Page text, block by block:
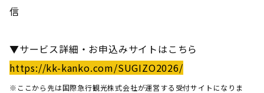
信
▼サービス詳細・お申込みサイトはこちら
https://kk-kanko.com/SUGIZO2026/
※ここから先は国際急行観光株式会社が運営する受付サイトになりま